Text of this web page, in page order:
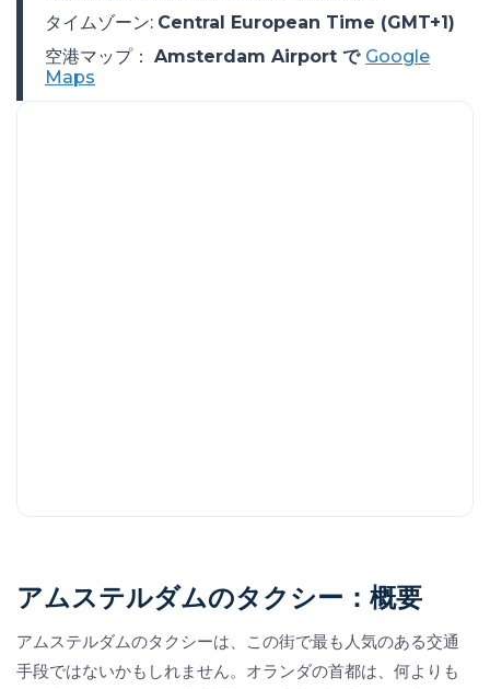
アムステルダムのタクシー：概要
アムステルダムのタクシーは、この街で最も人気のある交通
手段ではないかもしれません。オランダの首都は、何よりも
タイムゾーン: Central European Time (GMT+1)
空港マップ： Amsterdam Airport で Google
Maps